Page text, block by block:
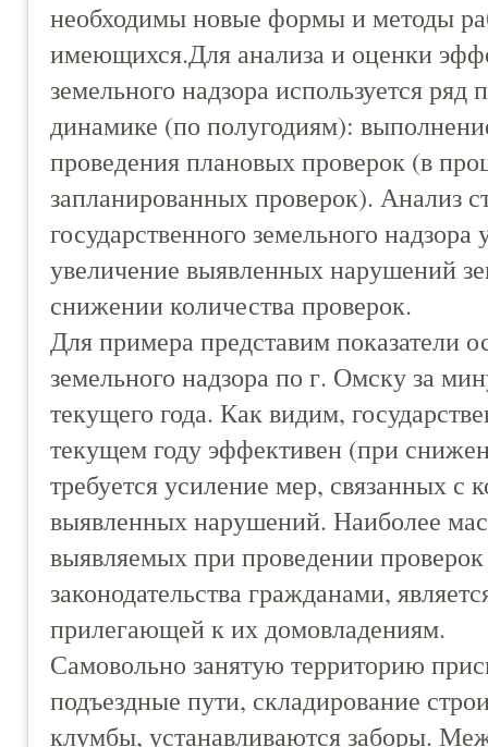
необходимы новые формы и методы
имеющихся.Для анализа и оценки
земельного надзора используется ряд
динамике (по полугодиям):
проведения плановых проверок (в
запланированных проверок). Анализ
государственного земельного
увеличение выявленных нарушений
снижении количества проверок.
Для примера представим показатели
земельного надзора по г. Омску за
текущего года. Как видим,
текущем году эффективен (при
требуется усиление мер, связанных с
выявленных нарушений. Наиболее
выявляемых при проведении
законодательства гражданами,
прилегающей к их домовладениям.
Самовольно занятую территорию
подъездные пути, складирование
клумбы, устанавливаются заборы.